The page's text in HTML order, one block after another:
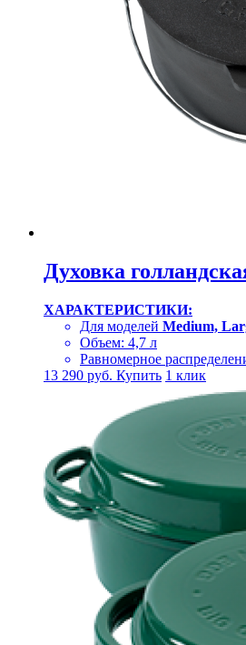
Духовка
ХАРАКТЕРИСТИКИ:
Для моделей Medium,
Объем: 4,7 л
Равномерное
13 290 руб. Купить 1 клик